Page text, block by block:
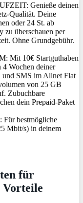
Genieße deinen
Qualität. Deine
oder 24 St. ab
zu überschauen per
Ohne Grundgebühr.
Mit 10€ Startguthaben
4 Wochen deiner
und SMS im Allnet Flat
von 25 GB
Zubuchbare
dein Prepaid-Paket
bestmögliche
Mbit/s) in deinem
für
Vorteile